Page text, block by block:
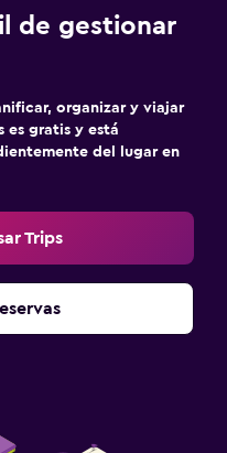
de gestionar
organizar y viajar
es gratis y está
del lugar en
Trips